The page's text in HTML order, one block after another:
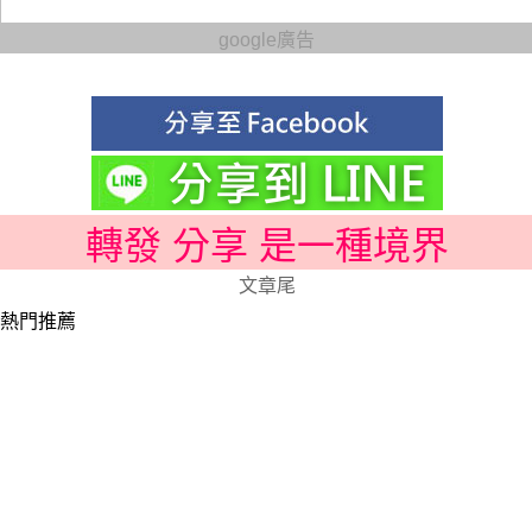
google廣告
轉發 分享 是一種境界
文章尾
熱門推薦